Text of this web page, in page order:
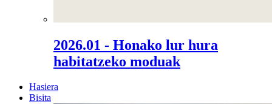
2026.01 - Honako lur hura
habitatzeko moduak
Hasiera
Bisita